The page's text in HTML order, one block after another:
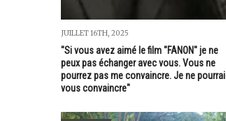
JUILLET 16TH, 2025
"Si vous avez aimé le film "FANON" je ne
peux pas échanger avec vous. Vous ne
pourrez pas me convaincre. Je ne pourrai
vous convaincre"